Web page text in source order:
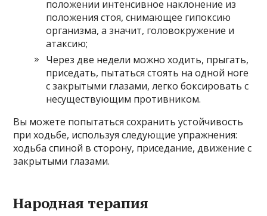
положении интенсивное наклонение из
положения стоя, снимающее гипоксию
организма, а значит, головокружение и
атаксию;
Через две недели можно ходить, прыгать,
приседать, пытаться стоять на одной ноге
с закрытыми глазами, легко боксировать с
несуществующим противником.
Вы можете попытаться сохранить устойчивость
при ходьбе, используя следующие упражнения:
ходьба спиной в сторону, приседание, движение с
закрытыми глазами.
Народная терапия